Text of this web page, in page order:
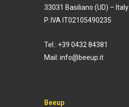
33031 Basiliano (UD) – Italy
P. IVA IT02105490235
Tel.: +39 0432 84381
Mail: info@beeup.it
Beeup